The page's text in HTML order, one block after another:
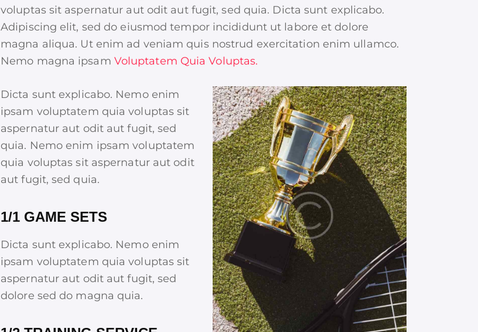
voluptas sit aspernatur aut odit aut fugit, sed quia. Dicta sunt explicabo.
Adipiscing elit, sed do eiusmod tempor incididunt ut labore et dolore
magna aliqua. Ut enim ad veniam quis nostrud exercitation enim ullamco.
Nemo magna ipsam Voluptatem Quia Voluptas.
Dicta sunt explicabo. Nemo enim
ipsam voluptatem quia voluptas sit
aspernatur aut odit aut fugit, sed
quia. Nemo enim ipsam voluptatem
quia voluptas sit aspernatur aut odit
aut fugit, sed quia.
1/1 GAME SETS
Dicta sunt explicabo. Nemo enim
ipsam voluptatem quia voluptas sit
aspernatur aut odit aut fugit, sed
dolore sed do magna quia.